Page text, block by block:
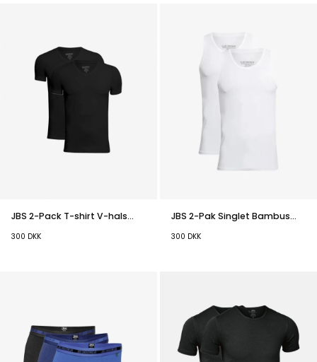
JBS 2-Pack T-shirt V-hals
300 DKK
JBS 2-Pak Singlet Bambus
300 DKK